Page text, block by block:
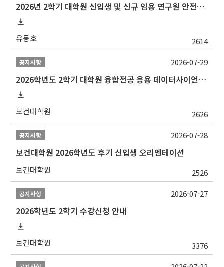
2026년 2학기 대학원 신입생 및 신규 임용 연구원 안전환경교육(신규교육) 실시 안내
유동호 2614
공지사항
2026학년도 2학기 대학원 융합전공 응용 데이터사이언스 선발 계획 알림
보건대학원 2626
2026-07-29
공지사항
보건대학원 2026학년도 후기 신입생 오리엔테이션
보건대학원 2526
2026-07-28
공지사항
2026학년도 2학기 수강신청 안내
보건대학원 3376
2026-07-27